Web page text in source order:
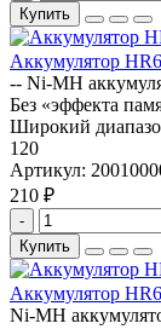
Купить
Аккумулятор
-- Ni-MH
Без «эффекта
Широкий
120
Артикул:
210 ₽
-
Купить
Аккумулятор
Ni-MH